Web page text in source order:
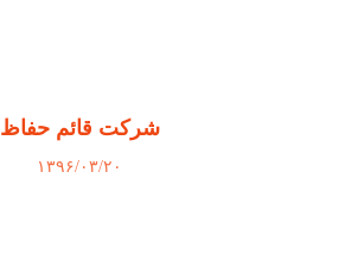
شرکت قائم حفاظ
۱۳۹۶/۰۳/۲۰